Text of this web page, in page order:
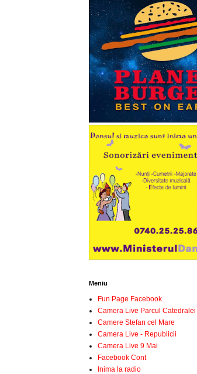
Meniu
Fun Page Facebook
Camera Live Parcul Catedralei
Camere Stefan cel Mare
Camera Live - Republicii
Camera Live 9 Mai
Facebook Cont
Inima la radio